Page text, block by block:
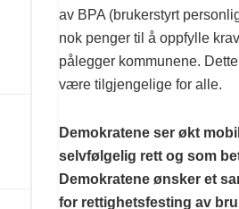
av BPA (brukerstyrt
nok penger til å oppfylle
pålegger kommunene.
være tilgjengelige for alle.
Demokratene ser økt
selvfølgelig rett og som
Demokratene ønsker et
for rettighetsfesting av